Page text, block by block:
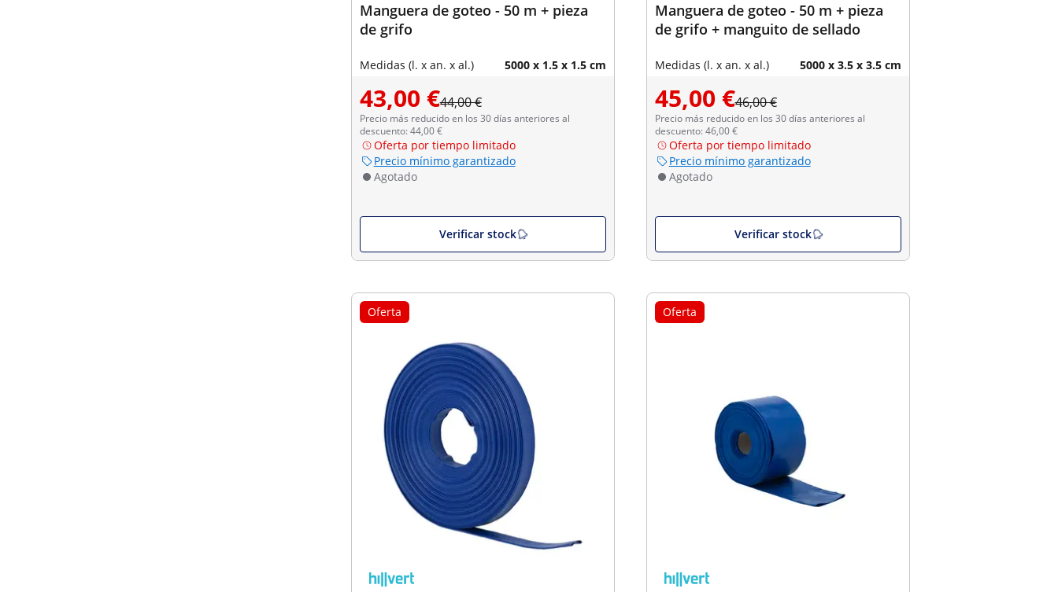
Manguera de goteo - 50 m + pieza
de grifo
Medidas (l. x an. x al.) 5000 x 1.5 x 1.5 cm
43,00 €44,00 €
Precio más reducido en los 30 días anteriores al
descuento: 44,00 €
Oferta por tiempo limitado
Precio mínimo garantizado
Agotado
Verificar stock
Manguera de goteo - 50 m + pieza
de grifo + manguito de sellado
Medidas (l. x an. x al.) 5000 x 3.5 x 3.5 cm
45,00 €46,00 €
Precio más reducido en los 30 días anteriores al
descuento: 46,00 €
Oferta por tiempo limitado
Precio mínimo garantizado
Agotado
Verificar stock
Oferta Oferta